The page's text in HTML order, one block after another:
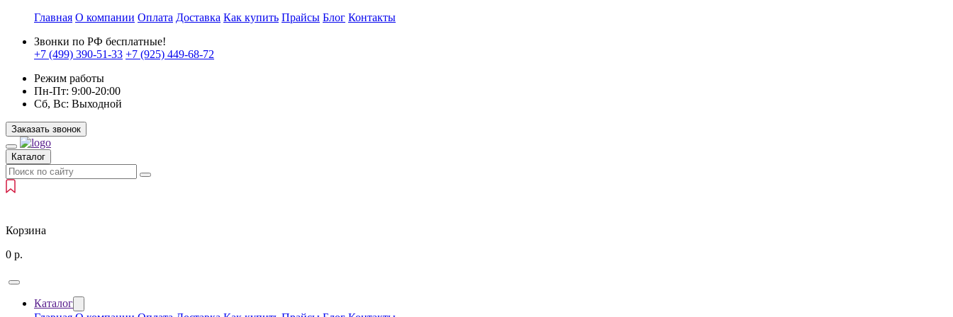
Главная О компании Оплата Доставка Как купить Прайсы Блог Контакты
Звонки по РФ бесплатные!
+7 (499) 390-51-33 +7 (925) 449-68-72
Режим работы
Пн-Пт: 9:00-20:00
Сб, Вс: Выходной
Заказать звонок
Каталог
Корзина
0 р.
Каталог